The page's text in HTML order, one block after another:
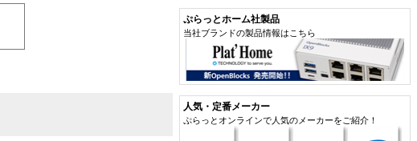
ぷらっとホーム社製品
当社ブランドの製品情報はこちら
人気・定番メーカー
ぷらっとオンラインで人気のメーカーをご紹介！